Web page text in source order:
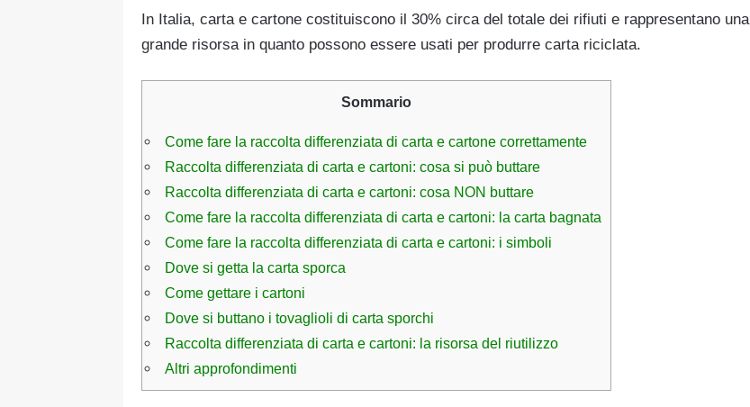
In Italia, carta e cartone costituiscono il 30% circa del totale dei rifiuti e rappresentano una
grande risorsa in quanto possono essere usati per produrre carta riciclata.
Sommario
Come fare la raccolta differenziata di carta e cartone correttamente
Raccolta differenziata di carta e cartoni: cosa si può buttare
Raccolta differenziata di carta e cartoni: cosa NON buttare
Come fare la raccolta differenziata di carta e cartoni: la carta bagnata
Come fare la raccolta differenziata di carta e cartoni: i simboli
Dove si getta la carta sporca
Come gettare i cartoni
Dove si buttano i tovaglioli di carta sporchi
Raccolta differenziata di carta e cartoni: la risorsa del riutilizzo
Altri approfondimenti